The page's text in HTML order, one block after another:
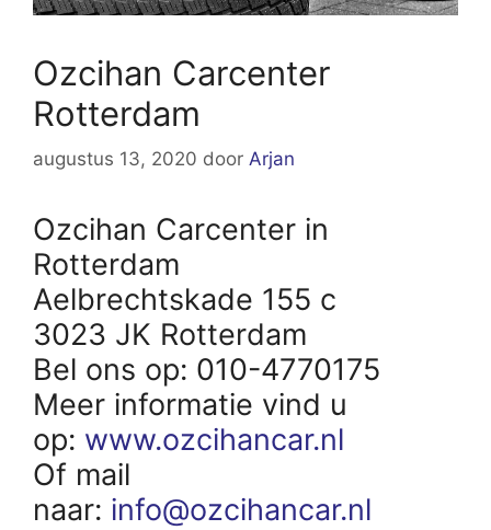
Ozcihan Carcenter
Rotterdam
augustus 13, 2020 door Arjan
Ozcihan Carcenter in
Rotterdam
Aelbrechtskade 155 c
3023 JK Rotterdam
Bel ons op: 010-4770175
Meer informatie vind u
op: www.ozcihancar.nl
Of mail
naar: info@ozcihancar.nl